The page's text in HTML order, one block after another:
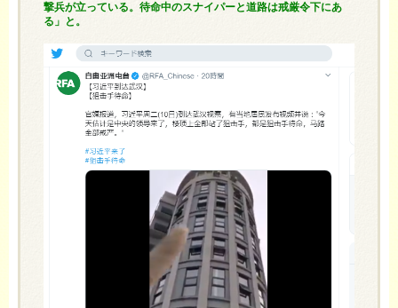
撃兵が立っている。待命中のスナイパーと道路は戒厳令下にあ
る」と。